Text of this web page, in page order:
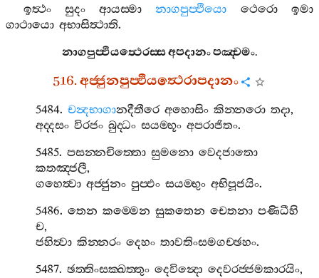
ඉත්‍ථං
සුදං ආයස‍්මා නාගපුප‍්ඵියො ථෙරො
ඉමා
ගාථායො අභාසිත්‍ථාති.
නාගපුප‍්ඵියත්‍ථෙරස‍්සඅපදානංපඤ‍්චමං.
516.අජ‍්ජුනපුප‍්ඵියත්‍ථෙරාපදානං
5484.චන්‍දභාගානදීතීරෙ අහොසිං කින‍්නරො තදා,
අද‍්දසං විරජං බුද‍්ධං සයම‍්භූං අපරාජිතං.
5485.පසන‍්නචිත‍්තො සුමනො වෙදජාතො
කතඤ‍්ජලී,
ගහෙත්‍වා අජ‍්ජුනං පුප‍්ඵං සයම‍්භුං අභිපූජයිං.
5486.තෙන කම‍්මෙන සුකතෙන චෙතනා පණිධීහි
ච,
ජහිත්‍වා කින‍්නරං දෙහං තාවතිංසමගච‍්ඡහං.
5487.ඡත‍්තිංසක‍්ඛත‍්තුං දෙවින්‍දො දෙවරජ‍්ජමකාරයිං,